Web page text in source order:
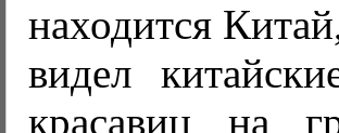
находится
видел
красавиц на